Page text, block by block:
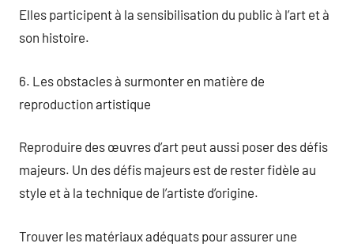
Elles participent à la sensibilisation du public à l’art et à
son histoire.
6. Les obstacles à surmonter en matière de
reproduction artistique
Reproduire des œuvres d’art peut aussi poser des défis
majeurs. Un des défis majeurs est de rester fidèle au
style et à la technique de l’artiste d’origine.
Trouver les matériaux adéquats pour assurer une